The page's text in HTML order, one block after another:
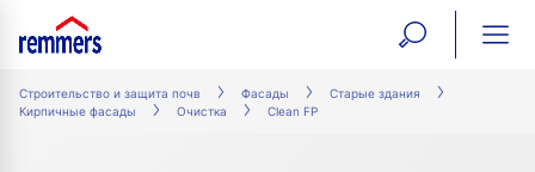
open
search
Строительство и защита почв Фасады
Старые здания
Кирпичные фасады
Очистка Clean FP